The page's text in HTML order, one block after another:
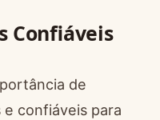
Confiáveis
de
confiáveis para